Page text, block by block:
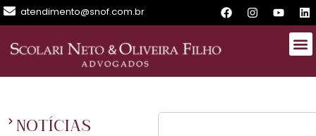
atendimento@snof.com.br
NOTÍCIAS